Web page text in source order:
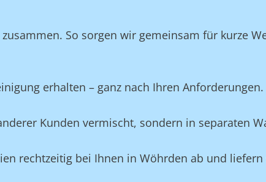
So sorgen wir gemeinsam für kurze
erhalten – ganz nach Ihren Anforderungen.
Kunden vermischt, sondern in separaten
rechtzeitig bei Ihnen in Wöhrden ab und